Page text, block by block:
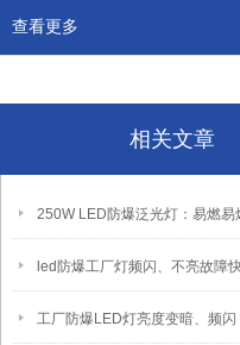
查看更多
相关文章